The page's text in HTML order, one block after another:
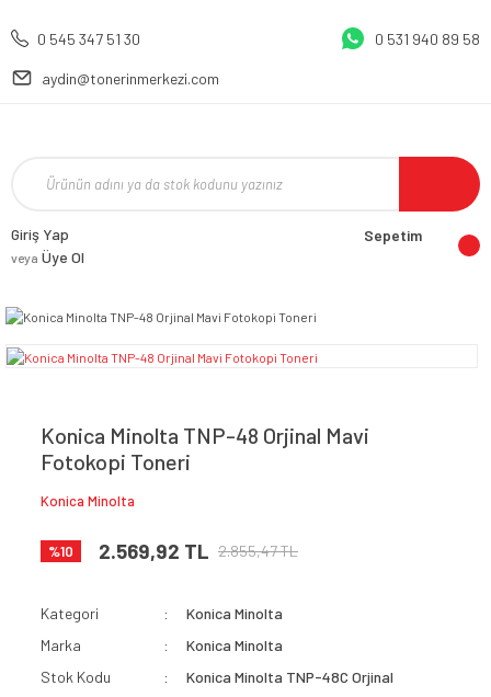
0 545 347 51 30 0 531 940 89 58
aydin@tonerinmerkezi.com
Giriş Yap
veya Üye Ol
Sepetim
Konica Minolta TNP-48 Orjinal Mavi
Fotokopi Toneri
Konica Minolta
%10 2.569,92 TL 2.855,47 TL
Kategori
Konica Minolta
Marka
Konica Minolta
Stok Kodu
Konica Minolta TNP-48C Orjinal